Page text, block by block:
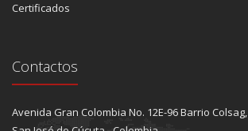
Certificados
Contactos
Avenida Gran Colombia No. 12E-96 Barrio Colsag,